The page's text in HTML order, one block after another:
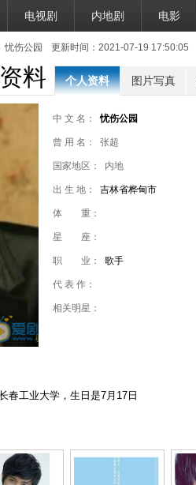
电视剧 内地剧 电影
忧伤公园 更新时间：2021-07-19 17:50:05
料 个人资料 图片写真
中 文 名： 忧伤公园
曾 用 名： 张超
国家地区： 内地
出 生 地： 吉林省桦甸市
体 重：
星 座：
职 业： 歌手
代 表 作：
相关明星：
春工业大学，生日是7月17日